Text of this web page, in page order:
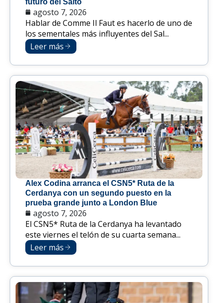
agosto 7, 2026
Hablar de Comme Il Faut es hacerlo de uno de
los sementales más influyentes del Sal...
Leer más
Alex Codina arranca el CSN5* Ruta de la
Cerdanya con un segundo puesto en la
prueba grande junto a London Blue
agosto 7, 2026
El CSN5* Ruta de la Cerdanya ha levantado
este viernes el telón de su cuarta semana...
Leer más